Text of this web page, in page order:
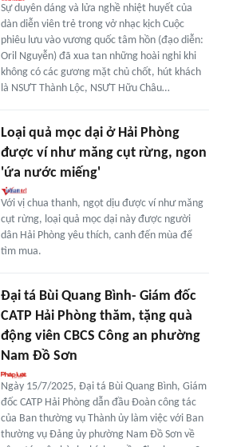
Sự duyên dáng và lửa nghề nhiệt huyết của
dàn diễn viên trẻ trong vở nhạc kịch Cuộc
phiêu lưu vào vương quốc tâm hồn (đạo diễn:
Oril Nguyễn) đã xua tan những hoài nghi khi
không có các gương mặt chủ chốt, hút khách
là NSƯT Thành Lộc, NSƯT Hữu Châu…
Loại quả mọc dại ở Hải Phòng
được ví như măng cụt rừng, ngon
'ứa nước miếng'
Với vị chua thanh, ngọt dịu được ví như măng
cụt rừng, loại quả mọc dại này được người
dân Hải Phòng yêu thích, canh đến mùa để
tìm mua.
Đại tá Bùi Quang Bình- Giám đốc
CATP Hải Phòng thăm, tặng quà
động viên CBCS Công an phường
Nam Đồ Sơn
Ngày 15/7/2025, Đại tá Bùi Quang Bình, Giám
đốc CATP Hải Phòng dẫn đầu Đoàn công tác
của Ban thường vụ Thành ủy làm việc với Ban
thường vụ Đảng ủy phường Nam Đồ Sơn về